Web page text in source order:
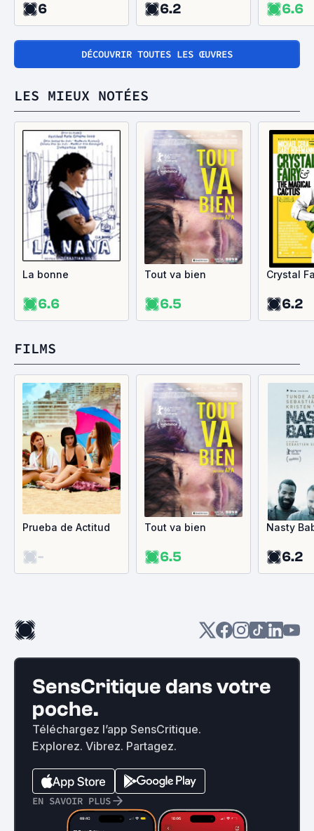
6 6.2 6.6
DÉCOUVRIR TOUTES LES ŒUVRES
LES MIEUX NOTÉES
La bonne
6.6
Tout va bien
6.5
Crystal
6.2
FILMS
Prueba de Actitud
-
Tout va bien
6.5
Nasty
6.2
SensCritique dans votre
poche.
Téléchargez l’app SensCritique.
Explorez. Vibrez. Partagez.
EN SAVOIR PLUS